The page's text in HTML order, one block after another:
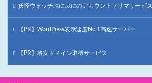
妖怪ウォッチぷにぷにのアカウントフリマサービス
【PR】WordPress表示速度No.1高速サーバー
【PR】格安ドメイン取得サービス